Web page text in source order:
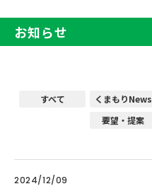
お知らせ
すべて くまもりNews
要望・提案
2024/12/09